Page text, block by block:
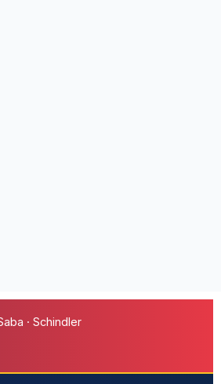
· Schindler